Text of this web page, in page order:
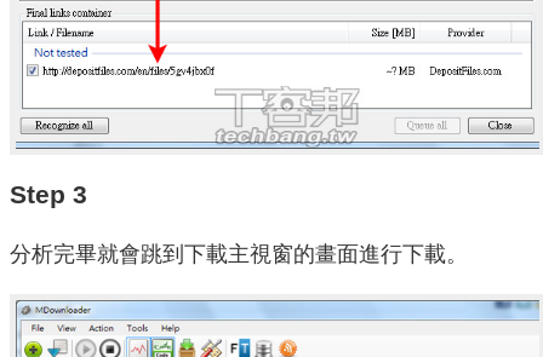
Step 3
分析完畢就會跳到下載主視窗的畫面進行下載。